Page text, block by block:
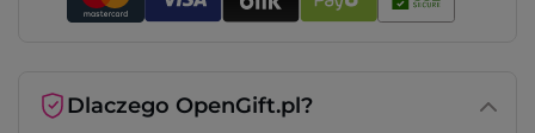
Dlaczego OpenGift.pl?